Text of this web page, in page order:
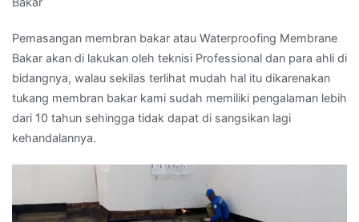
Pemasangan membran bakar atau Waterproofing Membrane
Bakar akan di lakukan oleh teknisi Professional dan para ahli di
bidangnya, walau sekilas terlihat mudah hal itu dikarenakan
tukang membran bakar kami sudah memiliki pengalaman lebih
dari 10 tahun sehingga tidak dapat di sangsikan lagi
kehandalannya.